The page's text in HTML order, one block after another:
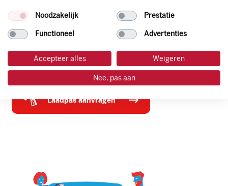
korting. Mocht de pompprijs toch lager zijn dan betaal je
natuurlijk de prijs aan de pomp. Zo ben je altijd verzekerd
van de laagste prijs.
tankpas aanvragen
laadpas aanvragen
Noodzakelijk Prestatie
Functioneel Advertenties
Accepteer alles Weigeren
Nee, pas aan